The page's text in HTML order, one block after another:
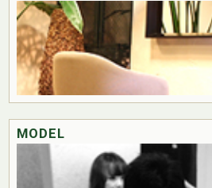
MODEL